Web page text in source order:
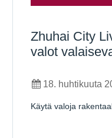
Zhuhai City
valot
18. huhtikuuta
Käytä valoja